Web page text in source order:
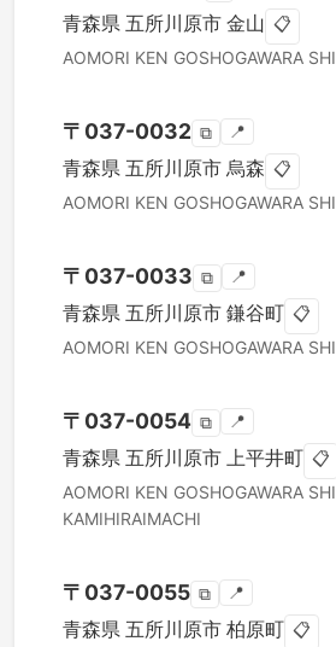
青森県 五所川原市 金山 📋
AOMORI KEN GOSHOGAWARA SHI
〒 037-0032 ⧉ 📍
青森県 五所川原市 烏森 📋
AOMORI KEN GOSHOGAWARA SHI
〒 037-0033 ⧉ 📍
青森県 五所川原市 鎌谷町 📋
AOMORI KEN GOSHOGAWARA SHI
〒 037-0054 ⧉ 📍
青森県 五所川原市 上平井町 📋
AOMORI KEN GOSHOGAWARA SHI
KAMIHIRAIMACHI
〒 037-0055 ⧉ 📍
青森県 五所川原市 柏原町 📋